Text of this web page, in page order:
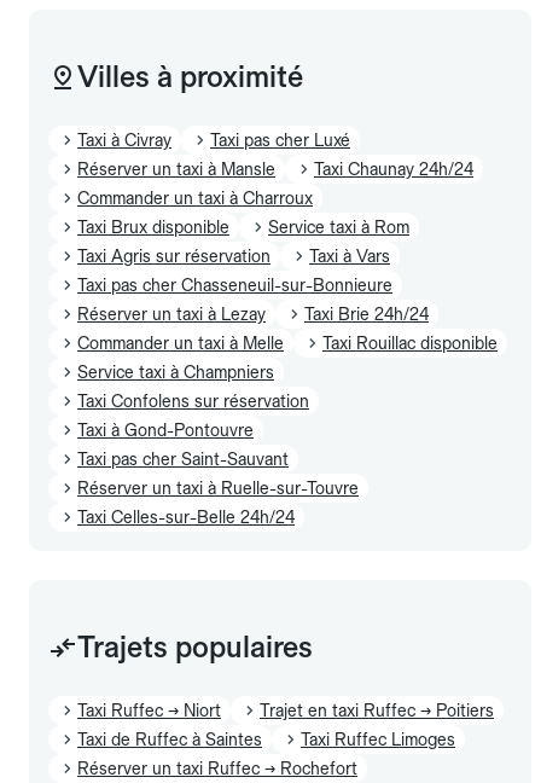
Villes à proximité
Taxi à Civray
Taxi pas cher Luxé
Réserver un taxi à Mansle
Taxi Chaunay 24h/24
Commander un taxi à Charroux
Taxi Brux disponible
Service taxi à Rom
Taxi Agris sur réservation
Taxi à Vars
Taxi pas cher Chasseneuil-sur-Bonnieure
Réserver un taxi à Lezay
Taxi Brie 24h/24
Commander un taxi à Melle
Taxi Rouillac disponible
Service taxi à Champniers
Taxi Confolens sur réservation
Taxi à Gond-Pontouvre
Taxi pas cher Saint-Sauvant
Réserver un taxi à Ruelle-sur-Touvre
Taxi Celles-sur-Belle 24h/24
Trajets populaires
Taxi Ruffec → Niort
Trajet en taxi Ruffec → Poitiers
Taxi de Ruffec à Saintes
Taxi Ruffec Limoges
Réserver un taxi Ruffec → Rochefort